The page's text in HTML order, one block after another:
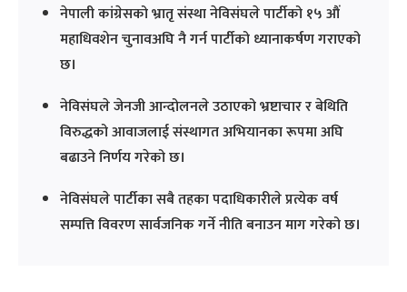
नेपाली कांग्रेसको भ्रातृ संस्था नेविसंघले पार्टीको १५ औं
महाधिवशेन चुनावअघि नै गर्न पार्टीको ध्यानाकर्षण गराएको
छ।
नेविसंघले जेनजी आन्दोलनले उठाएको भ्रष्टाचार र बेथिति
विरुद्धको आवाजलाई संस्थागत अभियानका रूपमा अघि
बढाउने निर्णय गरेको छ।
नेविसंघले पार्टीका सबै तहका पदाधिकारीले प्रत्येक वर्ष
सम्पत्ति विवरण सार्वजनिक गर्ने नीति बनाउन माग गरेको छ।